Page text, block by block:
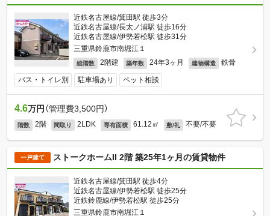
近鉄名古屋線/箕田駅 徒歩3分
近鉄名古屋線/長太ノ浦駅 徒歩16分
近鉄名古屋線/伊勢若松駅 徒歩31分
三重県鈴鹿市南堀江１
総階数 2階建 築年数 24年3ヶ月 建物構造 鉄骨
バス・トイレ別 駐車場あり ペット相談
4.6万円 （管理費3,500円）
階数 2階 間取り 2LDK 専有面積 61.12㎡ 敷/礼 不要/不要
一戸建て ストークホームII 2階 築25年1ヶ月の賃貸物件
近鉄名古屋線/箕田駅 徒歩4分
近鉄名古屋線/伊勢若松駅 徒歩25分
近鉄鈴鹿線/伊勢若松駅 徒歩25分
三重県鈴鹿市南堀江１